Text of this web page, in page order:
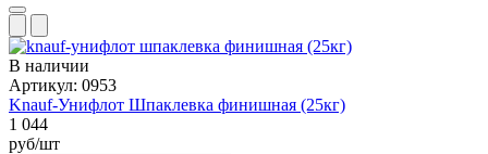
В наличии
Артикул: 0953
Knauf-Унифлот Шпаклевка финишная (25кг)
1 044
руб/шт